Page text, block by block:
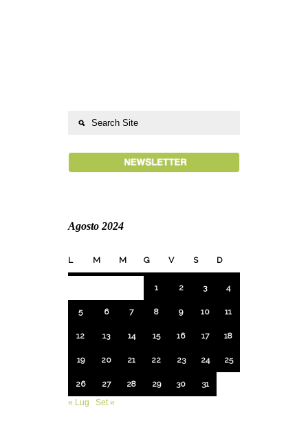
Agosto 2024
L M M G V S D
1 2 3 4
5 6 7 8 9 10 11
12 13 14 15 16 17 18
19 20 21 22 23 24 25
26 27 28 29 30
31
« Lug
Set »